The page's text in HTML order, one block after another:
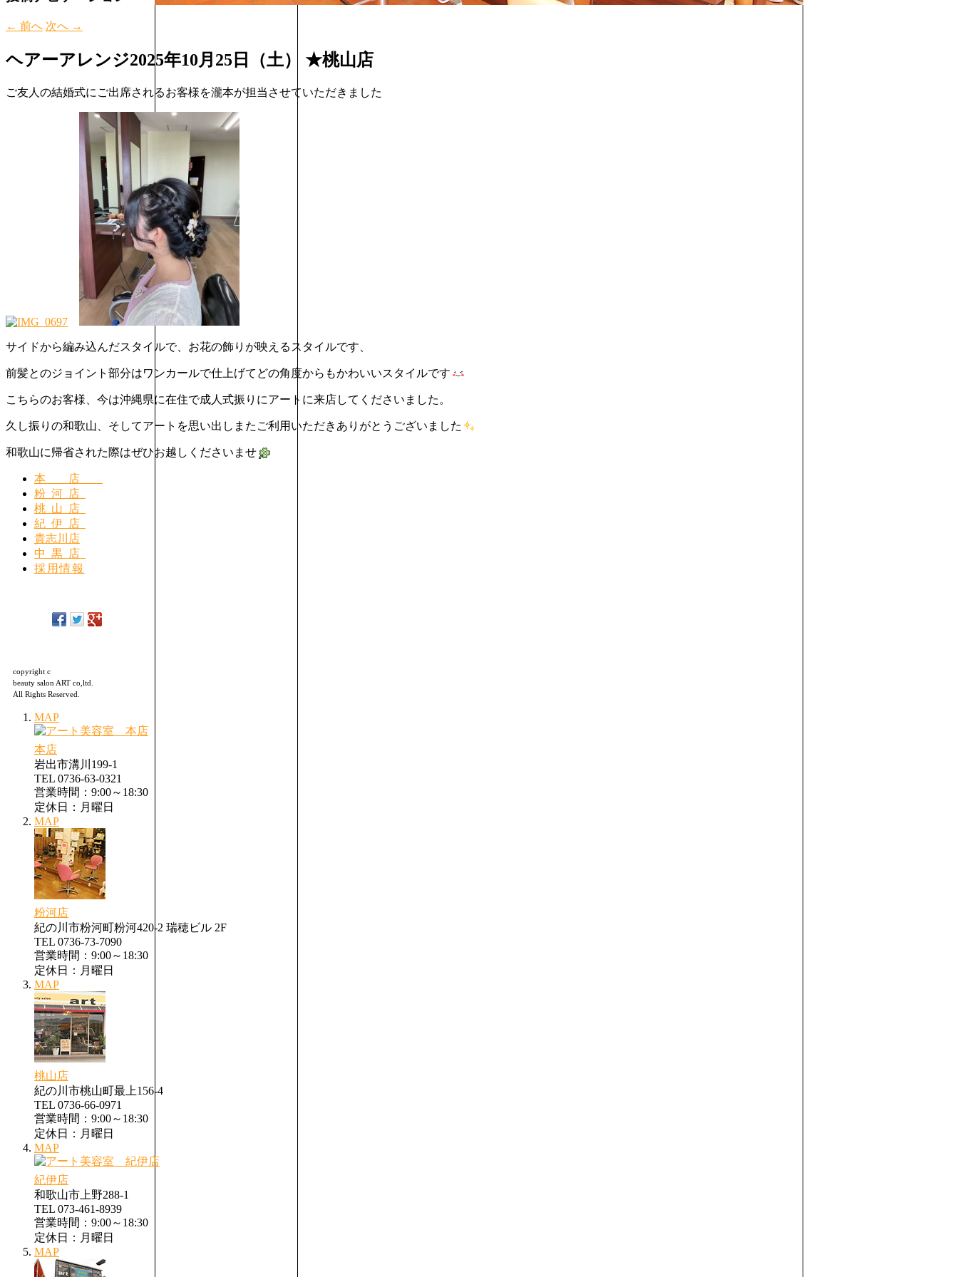
← 前へ 次へ →
ヘアーアレンジ2025年10月25日（土） ★桃山店
ご友人の結婚式にご出席されるお客様を瀧本が担当させていただきました
サイドから編み込んだスタイルで、お花の飾りが映えるスタイルです、
前髪とのジョイント部分はワンカールで仕上げてどの角度からもかわいいスタイルです
こちらのお客様、今は沖縄県に在住で成人式振りにアートに来店してくださいました。
久し振りの和歌山、そしてアートを思い出しまたご利用いただきありがとうございました
和歌山に帰省された際はぜひお越しくださいませ
本店
粉河店
桃山店
紀伊店
貴志川店
中黒店
採用情報
copyright c
beauty salon ART co,ltd.
All Rights Reserved.
MAP
本店
岩出市溝川199-1
TEL 0736-63-0321
営業時間：9:00～18:30
定休日：月曜日
MAP
粉河店
紀の川市粉河町粉河420-2 瑞穂ビル 2F
TEL 0736-73-7090
営業時間：9:00～18:30
定休日：月曜日
MAP
桃山店
紀の川市桃山町最上156-4
TEL 0736-66-0971
営業時間：9:00～18:30
定休日：月曜日
MAP
紀伊店
和歌山市上野288-1
TEL 073-461-8939
営業時間：9:00～18:30
定休日：月曜日
MAP